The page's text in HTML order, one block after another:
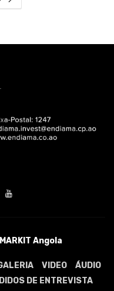
MARKIT Angola
VIDEO
ÁUDIO
DE ENTREVISTA